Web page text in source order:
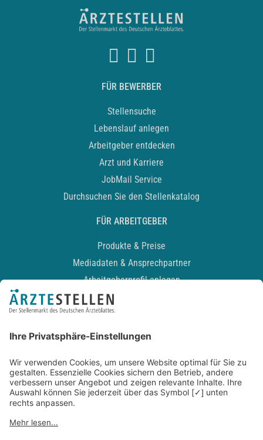
FÜR BEWERBER
Stellensuche
Lebenslauf anlegen
Arbeitgeber entdecken
Arzt und Karriere
JobMail Service
Durchsuchen Sie den Stellenkatalog
FÜR ARBEITGEBER
Produkte & Preise
Mediadaten & Ansprechpartner
Arbeitgeberprofil anlegen
Recruiting-Podcast
Kontakt
Datenschutz
Newsletter